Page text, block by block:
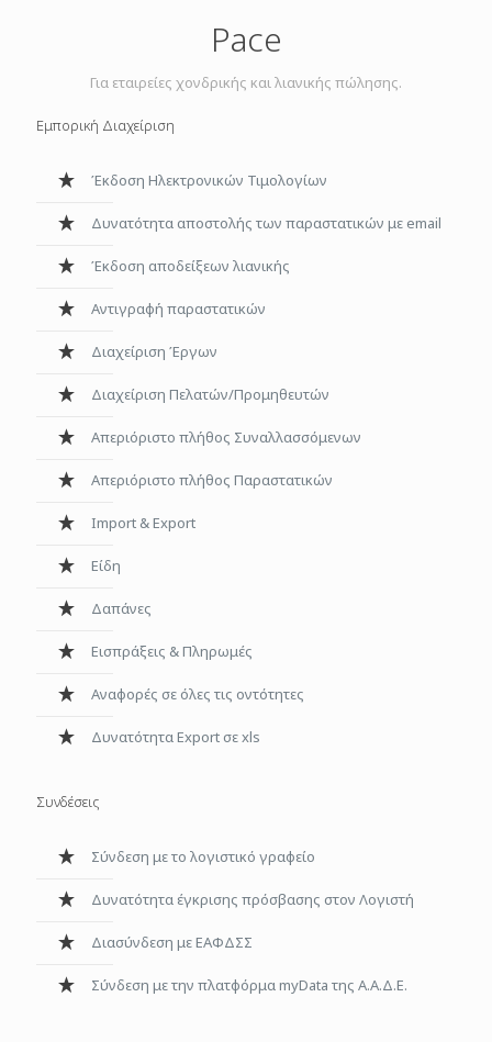
Pace
Για εταιρείες χονδρικής και λιανικής πώλησης.
Εμπορική Διαχείριση
Έκδοση Ηλεκτρονικών Τιμολογίων
Δυνατότητα αποστολής των παραστατικών με email
Έκδοση αποδείξεων λιανικής
Αντιγραφή παραστατικών
Διαχείριση Έργων
Διαχείριση Πελατών/Προμηθευτών
Απεριόριστο πλήθος Συναλλασσόμενων
Aπεριόριστο πλήθος Παραστατικών
Ιmport & Εxport
Είδη
Δαπάνες
Εισπράξεις & Πληρωμές
Αναφορές σε όλες τις οντότητες
Δυνατότητα Export σε xls
Συνδέσεις
Σύνδεση με το λογιστικό γραφείο
Δυνατότητα έγκρισης πρόσβασης στον Λογιστή
Διασύνδεση με ΕΑΦΔΣΣ
Σύνδεση με την πλατφόρμα myData της Α.Α.Δ.Ε.